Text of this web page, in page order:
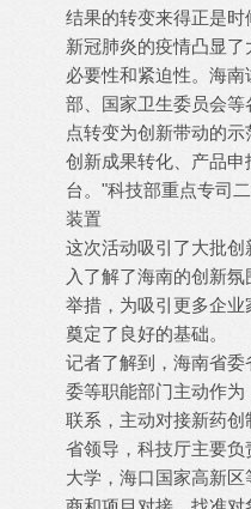
结果的转变来得正是时
新冠肺炎的疫情凸显
必要性和紧迫性。海
部、国家卫生委员会
点转变为创新带动的
创新成果转化、产品
台。"科技部重点专司
装置
这次活动吸引了大批
入了解了海南的创新
举措，为吸引更多企
奠定了良好的基础。
记者了解到，海南省
委等职能部门主动作
联系，主动对接新药
省领导，科技厅主要
大学，海口国家高新